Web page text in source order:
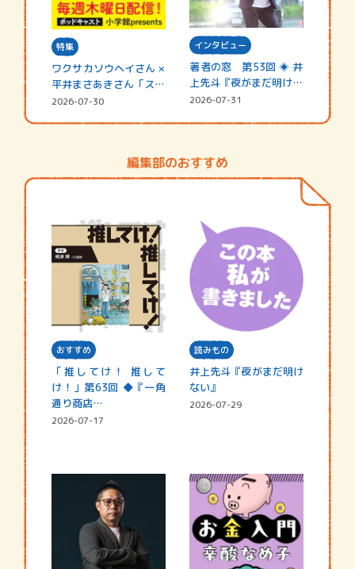
特集
ワクサカソウヘイさん ×
平井まさあきさん「スペ
シャ…
2026-07-30
インタビュー
著者の窓 第53回 ◈ 井
上先斗『夜がまだ明けな
い』
2026-07-31
編集部のおすすめ
おすすめ
「推してけ！ 推して
け！」第63回 ◆『一角
通り商店…
2026-07-17
読みもの
井上先斗『夜がまだ明け
ない』
2026-07-29